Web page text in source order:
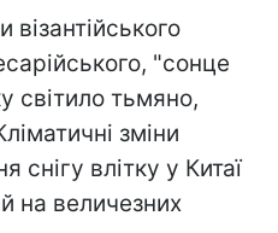
візантійського
"сонце
світило тьмяно,
зміни
снігу влітку у Китаї
на величезних